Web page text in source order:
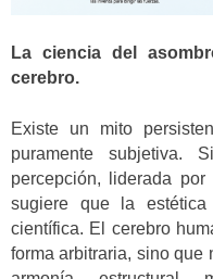
La ciencia del
cerebro.
Existe un mito
puramente subjetiva.
percepción, liderada por
sugiere que la
científica. El cerebro
forma arbitraria, sino que